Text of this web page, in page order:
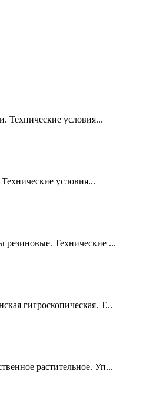
Технические условия...
условия...
Технические ...
гигроскопическая. Т...
растительное. Уп...